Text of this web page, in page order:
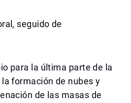
seguido de
para la última parte de la
formación de nubes y
de las masas de